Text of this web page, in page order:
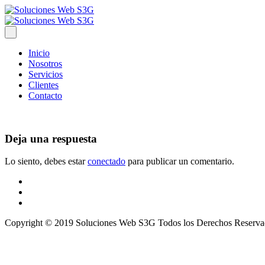
Inicio
Nosotros
Servicios
Clientes
Contacto
Deja una respuesta
Lo siento, debes estarconectado para publicar un comentario.
Copyright © 2019 Soluciones Web S3G Todos los Derechos